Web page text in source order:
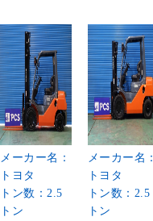
メーカー名：
トヨタ
トン数：2.5
トン
メーカー名：
トヨタ
トン数：2.5
トン